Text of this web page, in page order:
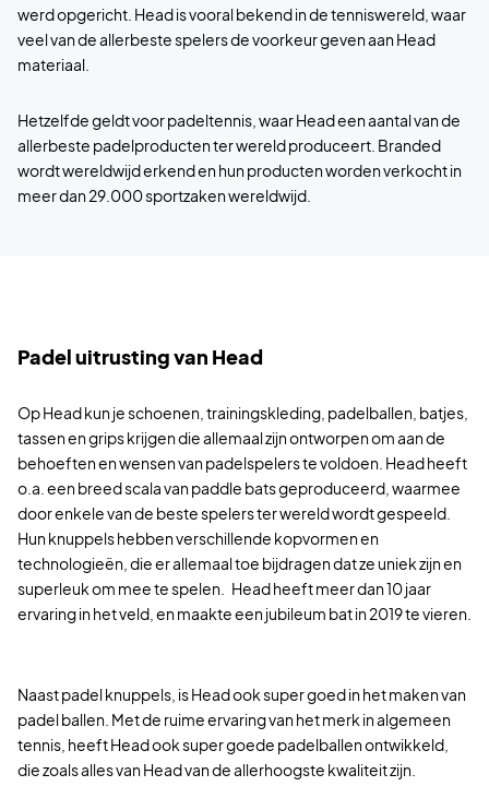
werd opgericht. Head is vooral bekend in de tenniswereld, waar
veel van de allerbeste spelers de voorkeur geven aan Head
materiaal.
Hetzelfde geldt voor padeltennis, waar Head een aantal van de
allerbeste padelproducten ter wereld produceert. Branded
wordt wereldwijd erkend en hun producten worden verkocht in
meer dan 29.000 sportzaken wereldwijd.
Padel uitrusting van Head
Op Head kun je schoenen, trainingskleding, padelballen, batjes,
tassen en grips krijgen die allemaal zijn ontworpen om aan de
behoeften en wensen van padelspelers te voldoen. Head heeft
o.a. een breed scala van paddle bats geproduceerd, waarmee
door enkele van de beste spelers ter wereld wordt gespeeld.
Hun knuppels hebben verschillende kopvormen en
technologieën, die er allemaal toe bijdragen dat ze uniek zijn en
superleuk om mee te spelen. Head heeft meer dan 10 jaar
ervaring in het veld, en maakte een jubileum bat in 2019 te vieren.
Naast padel knuppels, is Head ook super goed in het maken van
padel ballen. Met de ruime ervaring van het merk in algemeen
tennis, heeft Head ook super goede padelballen ontwikkeld,
die zoals alles van Head van de allerhoogste kwaliteit zijn.